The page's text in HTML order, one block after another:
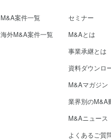
M&A案件一覧
海外M&A案件一覧
セミナー
M&Aとは
事業承継とは
資料ダウンロ
M&Aマガジン
業界別のM&A
M&Aニュース
よくあるご質